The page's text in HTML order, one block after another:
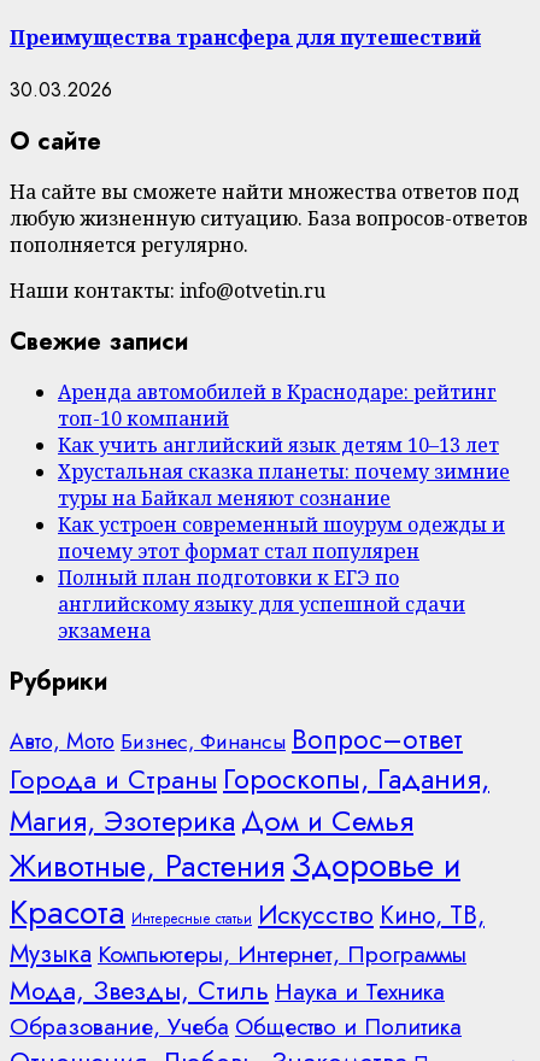
Преимущества трансфера для путешествий
30.03.2026
О сайте
На сайте вы сможете найти множества ответов под
любую жизненную ситуацию. База вопросов-ответов
пополняется регулярно.
Наши контакты: info@otvetin.ru
Свежие записи
Аренда автомобилей в Краснодаре: рейтинг
топ-10 компаний
Как учить английский язык детям 10–13 лет
Хрустальная сказка планеты: почему зимние
туры на Байкал меняют сознание
Как устроен современный шоурум одежды и
почему этот формат стал популярен
Полный план подготовки к ЕГЭ по
английскому языку для успешной сдачи
экзамена
Рубрики
Авто, Мото Бизнес, Финансы Вопрос–ответ
Города и Страны Гороскопы, Гадания,
Магия, Эзотерика Дом и Семья
Животные, Растения Здоровье и
Красота Интересные статьи Искусство Кино, ТВ,
Музыка Компьютеры, Интернет, Программы
Мода, Звезды, Стиль Наука и Техника
Образование, Учеба Общество и Политика